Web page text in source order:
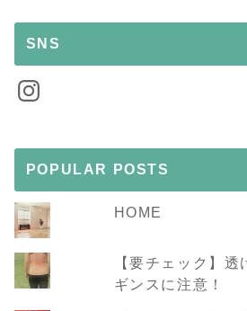
SNS
Instagram
POPULAR POSTS
HOME
【要チェック】
ギンスに注意！